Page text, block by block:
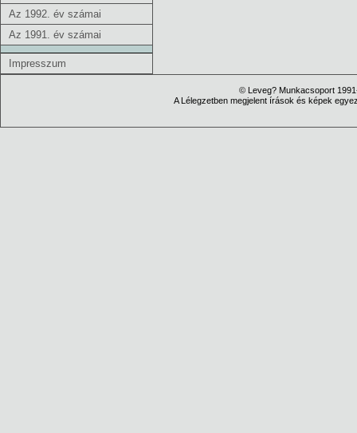
Az 1992. év számai
Az 1991. év számai
Impresszum
© Leveg? Munkacsoport
A Lélegzetben megjelent írások és képek